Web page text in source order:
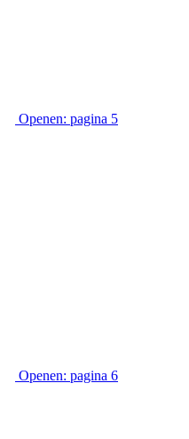
Openen: pagina 5
Openen: pagina 6